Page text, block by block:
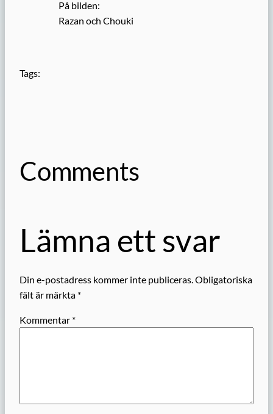
På bilden:
Razan och Chouki
Tags:
Comments
Lämna ett svar
Din e-postadress kommer inte publiceras.Obligatoriska
fält är märkta *
Kommentar *